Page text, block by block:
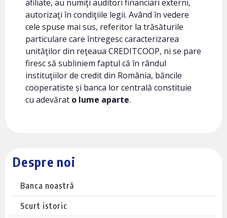
Despre noi
Banca noastră
Scurt istoric
afiliate, au numiţi auditori financiari externi,
autorizaţi în condiţiile legii. Având în vedere
cele spuse mai sus, referitor la trăsăturile
particulare care întregesc caracterizarea
unităţilor din reţeaua CREDITCOOP, ni se pare
firesc să subliniem faptul că în rândul
instituţiilor de credit din România, băncile
cooperatiste și banca lor centrală constituie
cu adevărat o lume aparte.